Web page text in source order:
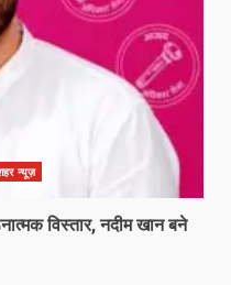
न्यूज़
विस्तार, नदीम खान बने